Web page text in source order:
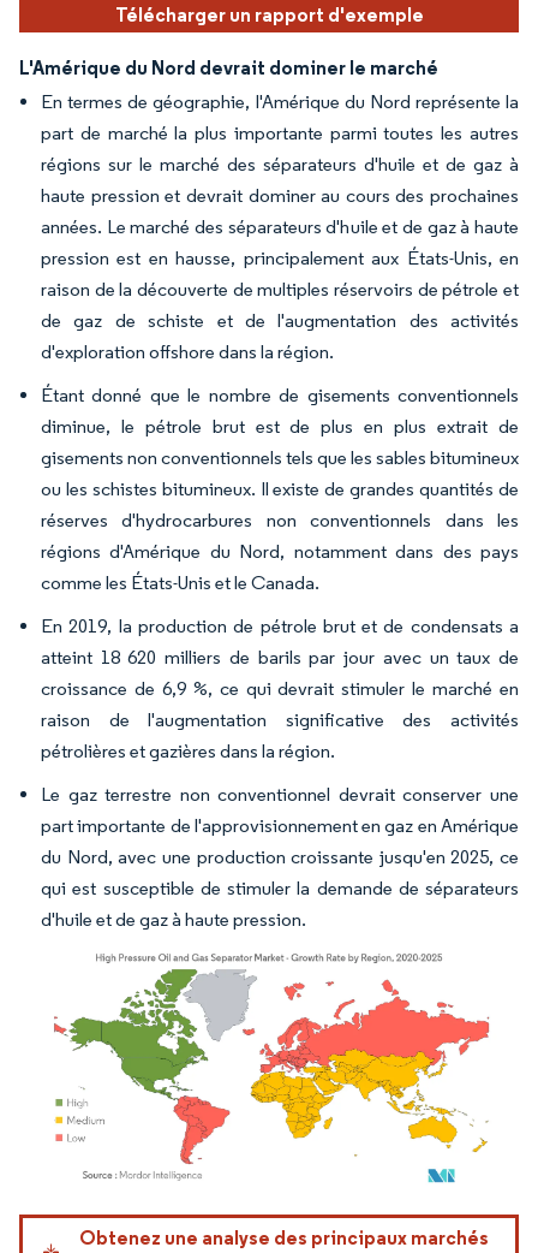
Télécharger un rapport d'exemple
L'Amérique du Nord devrait dominer le marché
En termes de géographie, l'Amérique du Nord représente la
part de marché la plus importante parmi toutes les autres
régions sur le marché des séparateurs d'huile et de gaz à
haute pression et devrait dominer au cours des prochaines
années. Le marché des séparateurs d'huile et de gaz à haute
pression est en hausse, principalement aux États-Unis, en
raison de la découverte de multiples réservoirs de pétrole et
de gaz de schiste et de l'augmentation des activités
d'exploration offshore dans la région.
Étant donné que le nombre de gisements conventionnels
diminue, le pétrole brut est de plus en plus extrait de
gisements non conventionnels tels que les sables bitumineux
ou les schistes bitumineux. Il existe de grandes quantités de
réserves d'hydrocarbures non conventionnels dans les
régions d'Amérique du Nord, notamment dans des pays
comme les États-Unis et le Canada.
En 2019, la production de pétrole brut et de condensats a
atteint 18 620 milliers de barils par jour avec un taux de
croissance de 6,9 %, ce qui devrait stimuler le marché en
raison de l'augmentation significative des activités
pétrolières et gazières dans la région.
Le gaz terrestre non conventionnel devrait conserver une
part importante de l'approvisionnement en gaz en Amérique
du Nord, avec une production croissante jusqu'en 2025, ce
qui est susceptible de stimuler la demande de séparateurs
d'huile et de gaz à haute pression.
Image © Mordor Intelligence. La réutilisation nécessite une attribution sous CC BY
Obtenez une analyse des principaux marchés